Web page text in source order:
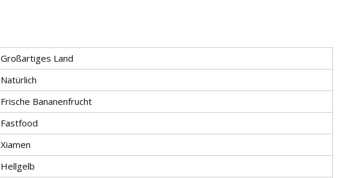
Großartiges Land
Natürlich
Frische Bananenfrucht
Fastfood
Xiamen
Hellgelb